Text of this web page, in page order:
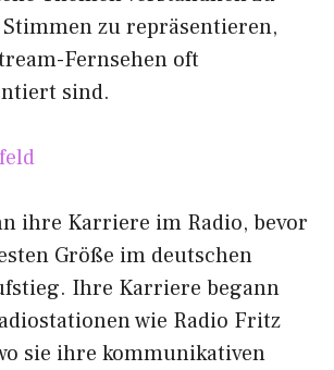
zu repräsentieren,
Fernsehen oft
sind.
ihre Karriere im Radio, bevor
Größe im deutschen
Ihre Karriere begann
wie Radio Fritz
sie ihre kommunikativen